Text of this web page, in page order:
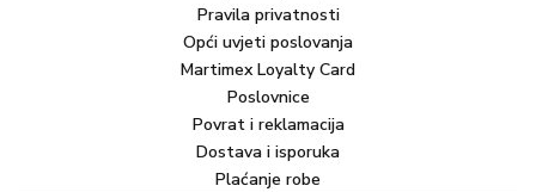
Pravila privatnosti
Opći uvjeti poslovanja
Martimex Loyalty Card
Poslovnice
Povrat i reklamacija
Dostava i isporuka
Plaćanje robe